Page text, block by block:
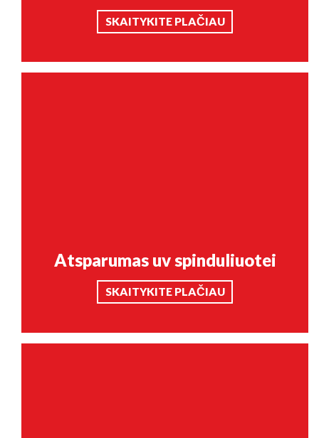
SKAITYKITE PLAČIAU
Atsparumas uv spinduliuotei
SKAITYKITE PLAČIAU